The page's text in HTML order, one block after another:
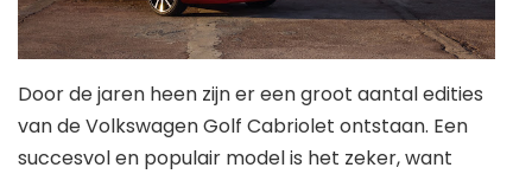
Door de jaren heen zijn er een groot aantal edities
van de Volkswagen Golf Cabriolet ontstaan. Een
succesvol en populair model is het zeker, want